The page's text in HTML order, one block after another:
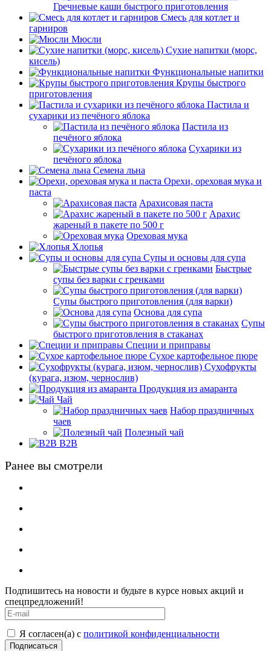
Гречневые каши быстрого приготовления
Смесь для котлет и
гарниров
Мюсли
Сухие напитки (морс,
кисель)
Функциональные напитки
Крупы быстрого
приготовления
Пастила и
сухарики из печёного яблока
Пастила из
печёного яблока
Сухарики из
печёного яблока
Семена льна
Орехи, ореховая мука и
паста
Арахисовая паста
Арахис
жареный в пакете по 500 г
Ореховая мука
Хлопья
Супы и основы для супа
Быстрые
супы без варки с гренками
Супы быстрого приготовления (для варки)
Основа для супа
Супы
быстрого приготовления в стаканах
Специи и приправы
Сухое картофельное пюре
Сухофрукты
(курага, изюм, чернослив)
Продукция из амаранта
Чай
Набор праздничных
чаев
Полезный чай
B2B
Ранее вы смотрели
Подпишитесь на новости и будьте в курсе новых акций и
спецпредложений!
Я согласен(а) с политикой конфиденциальности